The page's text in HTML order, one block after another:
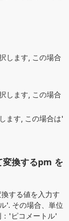
します, この場合
します, この場合
ます, この場合は'
変換するpm を
する値を入力す
'. その場合、単位
'ピコメートル'